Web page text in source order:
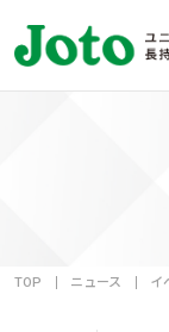
TOP ニュース イ